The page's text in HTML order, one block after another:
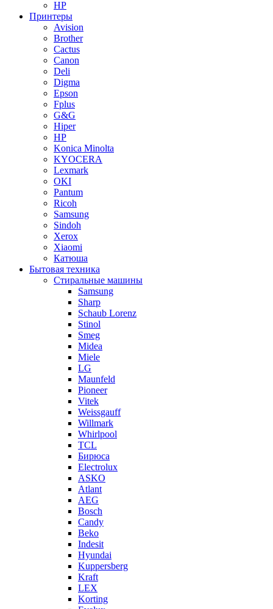
HP
Принтеры
Avision
Brother
Cactus
Canon
Deli
Digma
Epson
Fplus
G&G
Hiper
HP
Konica Minolta
KYOCERA
Lexmark
OKI
Pantum
Ricoh
Samsung
Sindoh
Xerox
Xiaomi
Катюша
Бытовая техника
Стиральные машины
Samsung
Sharp
Schaub Lorenz
Stinol
Smeg
Midea
Miele
LG
Maunfeld
Pioneer
Vitek
Weissgauff
Willmark
Whirlpool
TCL
Бирюса
Electrolux
ASKO
Atlant
AEG
Bosch
Candy
Beko
Indesit
Hyundai
Kuppersberg
Kraft
LEX
Korting